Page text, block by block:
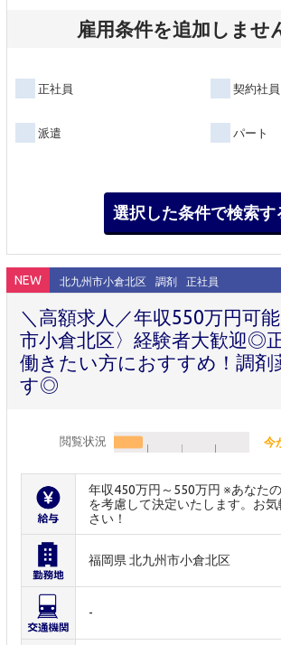
雇用条件を追加しませ
正社員 契約社員
派遣 パート
NEW 北九州市小倉北区 調剤 正社員
＼高額求人／年収550万円可
市小倉北区〉経験者大歓迎◎
働きたい方におすすめ！調剤
す◎
閲覧状況 今
年収450万円～550万円 ※あなた
を考慮して決定いたします。お
さい！
福岡県 北九州市小倉北区
-